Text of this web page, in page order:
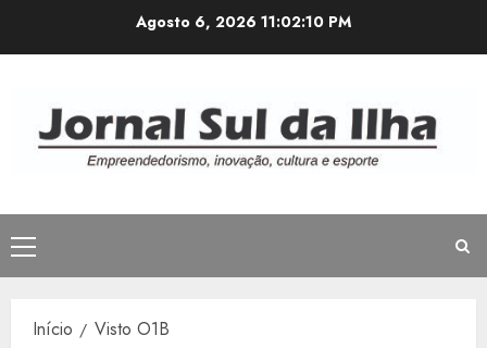
Agosto 6, 2026 11:02:10 PM
Menu
principal
Início Visto O1B